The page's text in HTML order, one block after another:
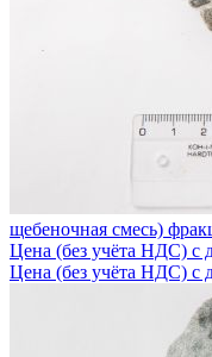
щебеночная смесь)
Цена (без учёта НДС) с
Цена (без учёта НДС) с